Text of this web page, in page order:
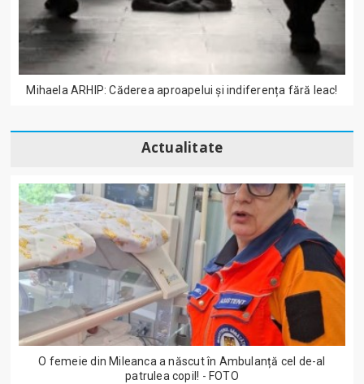
Mihaela ARHIP: Căderea aproapelui și indiferența fără leac!
Actualitate
O femeie din Mileanca a născut în Ambulanță cel de-al
patrulea copil! - FOTO